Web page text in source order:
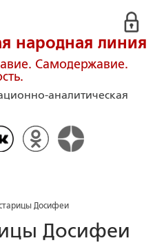
народная линия
Самодержавие.
аналитическая
Досифеи
Досифеи